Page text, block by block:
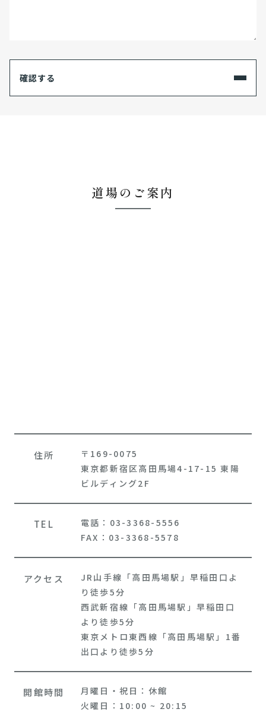
道場のご案内
住所
〒169-0075
東京都新宿区高田馬場4-17-15 東陽
ビルディング2F
TEL
電話：03-3368-5556
FAX：03-3368-5578
アクセス
JR山手線「高田馬場駅」早稲田口よ
り徒歩5分
西武新宿線「高田馬場駅」早稲田口
より徒歩5分
東京メトロ東西線「高田馬場駅」1番
出口より徒歩5分
開館時間
月曜日・祝日：休館
火曜日：10:00 ~ 20:15